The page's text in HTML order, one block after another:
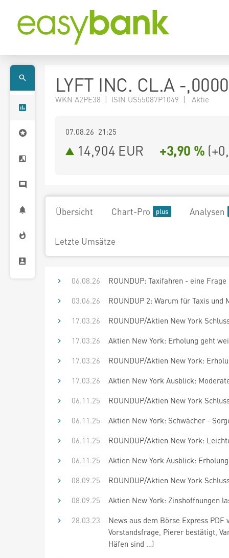
LYFT INC. CL.A -
WKN A2PE38 | ISIN US55087P1049 | Aktie
07.08.26 21:25
14,904 EUR +3,90 % (
Übersicht Chart-Pro Analysen
Letzte Umsätze
06.08.26
ROUNDUP: Taxifahren - eine Frage
03.06.26
ROUNDUP 2: Warum für Taxis
17.03.26
ROUNDUP/Aktien New York
17.03.26
Aktien New York: Erholung geht
17.03.26
ROUNDUP/Aktien New York:
17.03.26
Aktien New York Ausblick:
06.11.25
ROUNDUP/Aktien New York
06.11.25
Aktien New York: Schwächer -
06.11.25
ROUNDUP/Aktien New York:
06.11.25
Aktien New York Ausblick:
08.09.25
ROUNDUP/Aktien New York
08.09.25
Aktien New York: Zinshoffnungen
28.03.23
News aus dem Börse Express
Vorstandsfrage, Pierer bestätigt,
Häfen sind …)